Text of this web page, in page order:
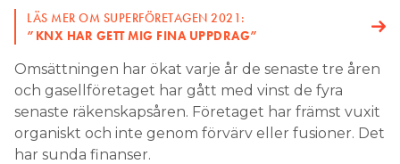
LÄS MER OM SUPERFÖRETAGEN 2021:
”KNX HAR GETT MIG FINA UPPDRAG”
Omsättningen har ökat varje år de senaste tre åren
och gasellföretaget har gått med vinst de fyra
senaste räkenskapsåren. Företaget har främst vuxit
organiskt och inte genom förvärv eller fusioner. Det
har sunda finanser.